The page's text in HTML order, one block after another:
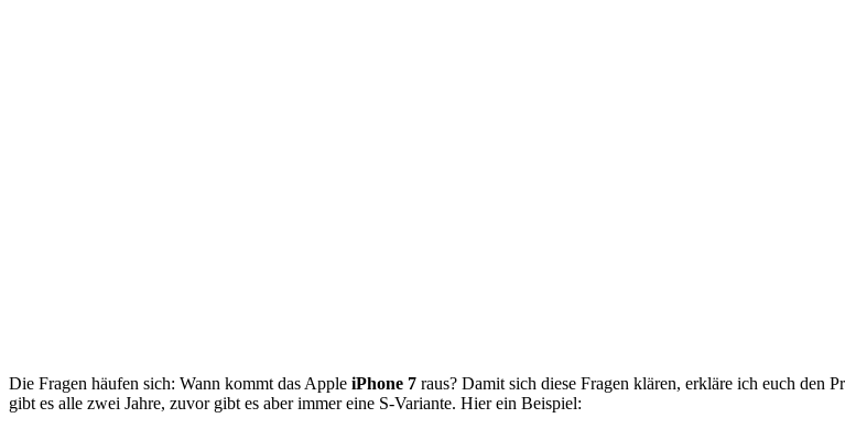
Die Fragen häufen sich: Wann kommt das Apple iPhone 7 raus? Damit sich diese Fragen klären, erkläre ich euch den
gibt es alle zwei Jahre, zuvor gibt es aber immer eine S-Variante. Hier ein Beispiel: